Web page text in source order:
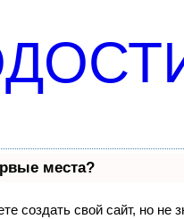
места?
создать свой сайт, но не